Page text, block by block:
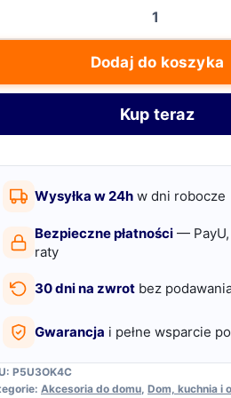
Dodaj do koszyka
Kup teraz
Wysyłka w 24h w dni robocze
Bezpieczne płatności — PayU,
raty
30 dni na zwrot bez
Gwarancja i pełne wsparcie
P5U3OK4C
Akcesoria do domu Dom, kuchnia i